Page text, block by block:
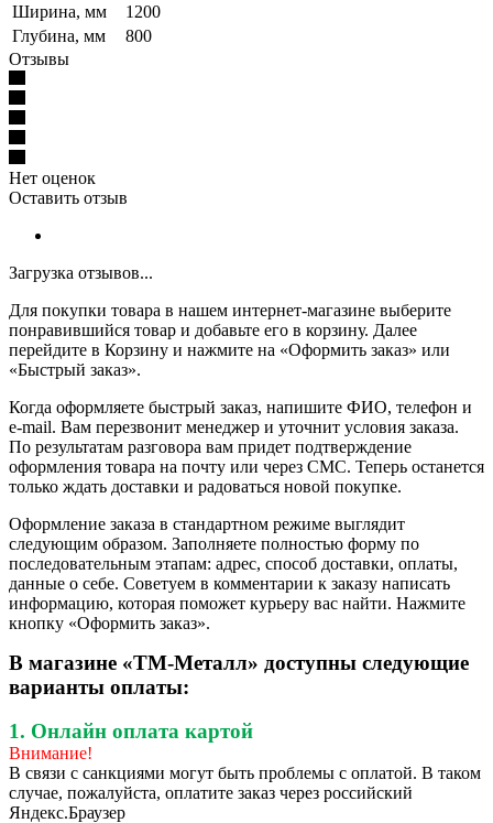
Ширина, мм
1200
Глубина, мм
800
Отзывы
Нет оценок
Оставить отзыв
Загрузка отзывов...
Для покупки товара в нашем интернет-магазине выберите
понравившийся товар и добавьте его в корзину. Далее
перейдите в Корзину и нажмите на «Оформить заказ» или
«Быстрый заказ».
Когда оформляете быстрый заказ, напишите ФИО, телефон и
e-mail. Вам перезвонит менеджер и уточнит условия заказа.
По результатам разговора вам придет подтверждение
оформления товара на почту или через СМС. Теперь останется
только ждать доставки и радоваться новой покупке.
Оформление заказа в стандартном режиме выглядит
следующим образом. Заполняете полностью форму по
последовательным этапам: адрес, способ доставки, оплаты,
данные о себе. Советуем в комментарии к заказу написать
информацию, которая поможет курьеру вас найти. Нажмите
кнопку «Оформить заказ».
В магазине «ТМ-Металл» доступны следующие
варианты оплаты:
1. Онлайн оплата картой
Внимание!
В связи с санкциями могут быть проблемы с оплатой. В таком
случае, пожалуйста, оплатите заказ через российский
Яндекс.Браузер